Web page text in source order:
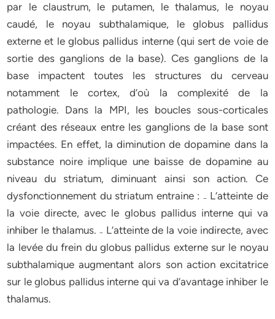
par le claustrum, le putamen, le thalamus, le noyau
caudé, le noyau subthalamique, le globus pallidus
externe et le globus pallidus interne (qui sert de voie de
sortie des ganglions de la base). Ces ganglions de la
base impactent toutes les structures du cerveau
notamment le cortex, d’où la complexité de la
pathologie. Dans la MPI, les boucles sous-corticales
créant des réseaux entre les ganglions de la base sont
impactées. En effet, la diminution de dopamine dans la
substance noire implique une baisse de dopamine au
niveau du striatum, diminuant ainsi son action. Ce
dysfonctionnement du striatum entraine : ₋ L’atteinte de
la voie directe, avec le globus pallidus interne qui va
inhiber le thalamus. ₋ L’atteinte de la voie indirecte, avec
la levée du frein du globus pallidus externe sur le noyau
subthalamique augmentant alors son action excitatrice
sur le globus pallidus interne qui va d’avantage inhiber le
thalamus.